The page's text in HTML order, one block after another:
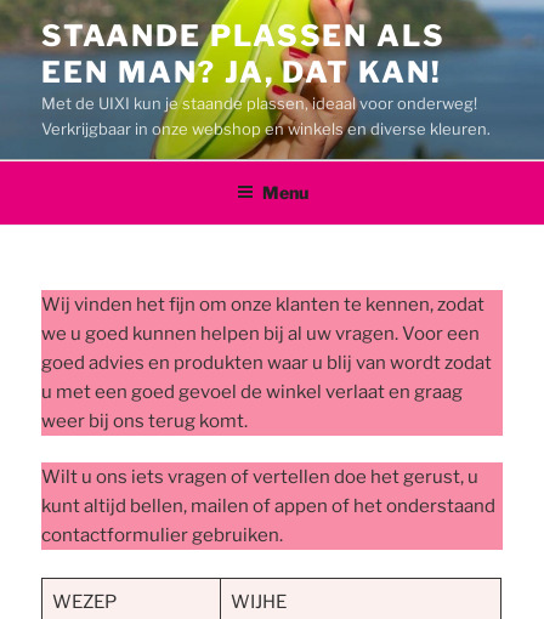
Ga
naar
inhoud
STAANDE PLASSEN ALS
EEN MAN? JA, DAT KAN!
Met de UIXI kun je staande plassen, ideaal voor onderweg!
Verkrijgbaar in onze webshop en winkels en diverse kleuren.
Menu
Wij vinden het fijn om onze klanten te kennen, zodat
we u goed kunnen helpen bij al uw vragen. Voor een
goed advies en produkten waar u blij van wordt zodat
u met een goed gevoel de winkel verlaat en graag
weer bij ons terug komt.
Wilt u ons iets vragen of vertellen doe het gerust, u
kunt altijd bellen, mailen of appen of het onderstaand
contactformulier gebruiken.
WEZEP WIJHE